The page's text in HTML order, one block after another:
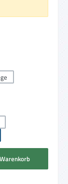
die Schaltflächen um